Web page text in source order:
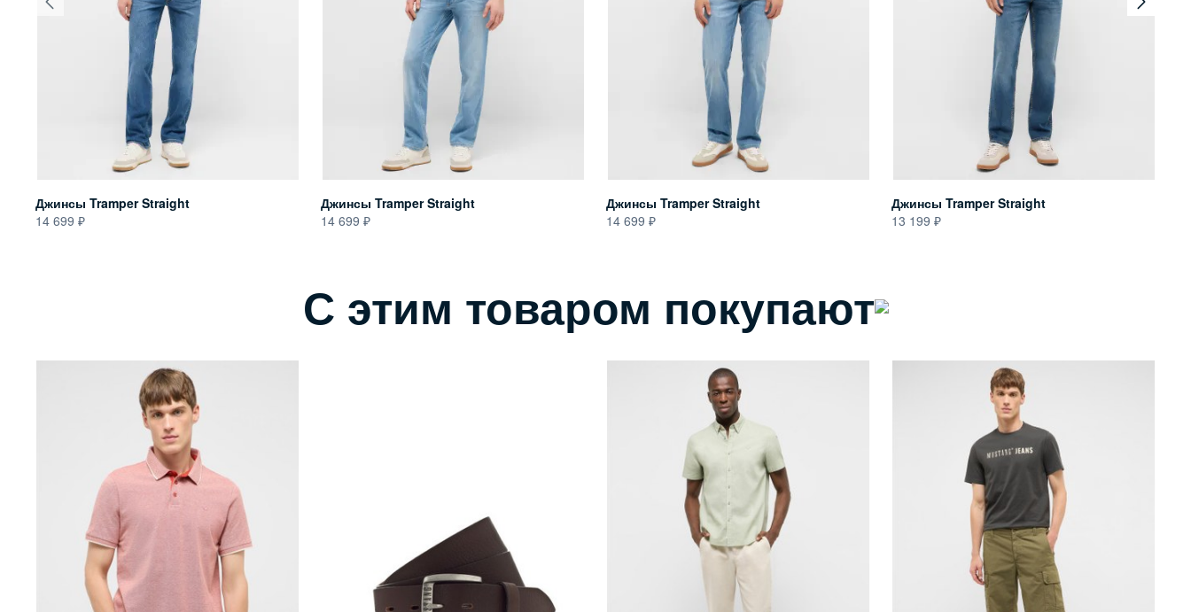
Джинсы Tramper Straight
14 699
Джинсы Tramper Straight
14 699
Джинсы Tramper Straight
14 699
Джинсы Tramper Straight
13 199
С этим товаром покупают